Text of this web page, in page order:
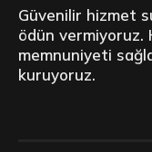
Güvenilir hizmet
ödün vermiyoruz.
memnuniyeti
kuruyoruz.